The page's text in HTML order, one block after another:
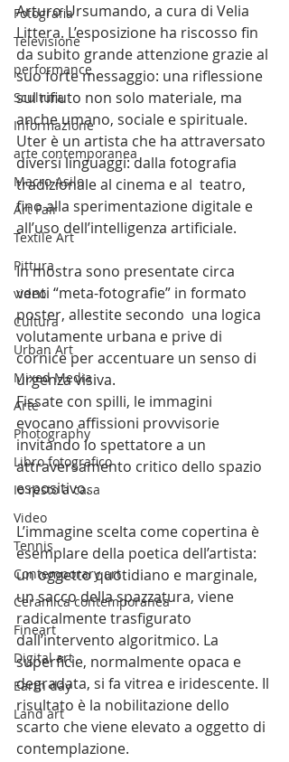
Fotografia
Televisione
performance
Scultura
Informazione
arte contemporanea
Macro Asilo
Art Fair
Textile Art
Pittura
video
Cultura
Urban Art
Mixed Media
Arte
Photography
Libro fotografico
Io resto a casa
Video
Tennis
Contemporary art
Ceramica contemporanea
Fineart
Digital art
Earth day
Land art
Arturo Ursumando, a cura di Velia
Littera. L’esposizione ha riscosso fin
da subito grande attenzione grazie al
suo forte messaggio: una riflessione
sul rifiuto non solo materiale, ma
anche umano, sociale e spirituale.
Uter è un artista che ha attraversato
diversi linguaggi: dalla fotografia
tradizionale al cinema e al  teatro,
fino alla sperimentazione digitale e
all’uso dell’intelligenza artificiale.
In mostra sono presentate circa
venti “meta-fotografie” in formato
poster, allestite secondo  una logica
volutamente urbana e prive di
cornice per accentuare un senso di
urgenza visiva.
Fissate con spilli, le immagini
evocano affissioni provvisorie
invitando lo spettatore a un
attraversamento critico dello spazio
espositivo.
L’immagine scelta come copertina è
esemplare della poetica dell’artista:
un oggetto quotidiano e marginale,
un sacco della spazzatura, viene
radicalmente trasfigurato
dall’intervento algoritmico. La
superficie, normalmente opaca e
degradata, si fa vitrea e iridescente. Il
risultato è la nobilitazione dello
scarto che viene elevato a oggetto di
contemplazione.